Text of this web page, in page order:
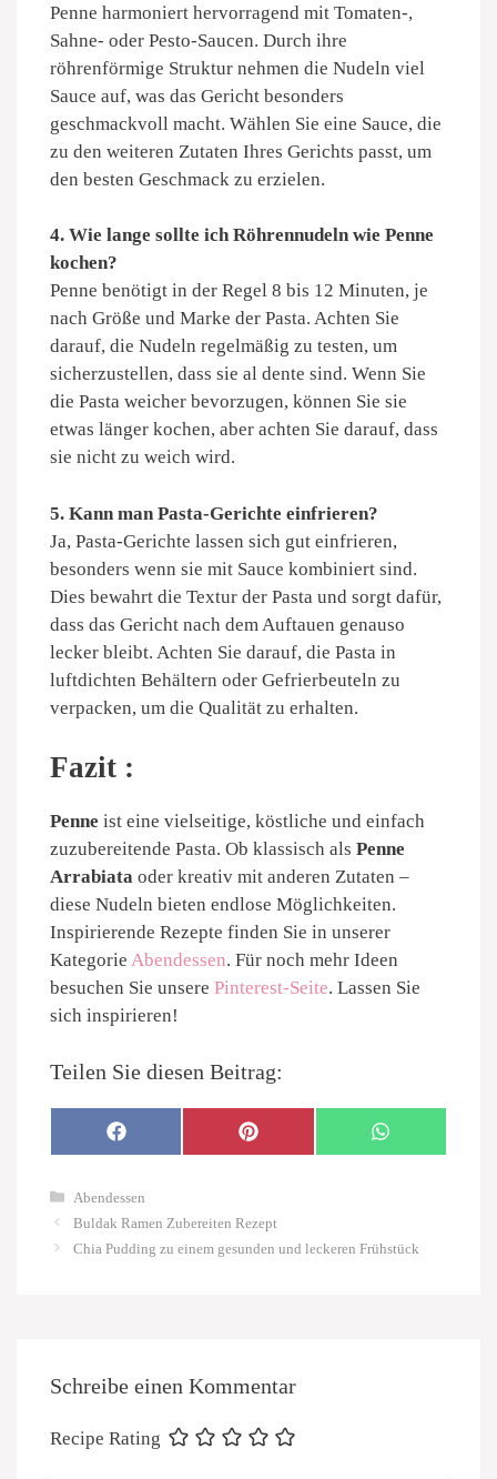
Penne harmoniert hervorragend mit Tomaten-,
Sahne- oder Pesto-Saucen. Durch ihre
röhrenförmige Struktur nehmen die Nudeln viel
Sauce auf, was das Gericht besonders
geschmackvoll macht. Wählen Sie eine Sauce, die
zu den weiteren Zutaten Ihres Gerichts passt, um
den besten Geschmack zu erzielen.
4. Wie lange sollte ich Röhrennudeln wie Penne
kochen?
Penne benötigt in der Regel 8 bis 12 Minuten, je
nach Größe und Marke der Pasta. Achten Sie
darauf, die Nudeln regelmäßig zu testen, um
sicherzustellen, dass sie al dente sind. Wenn Sie
die Pasta weicher bevorzugen, können Sie sie
etwas länger kochen, aber achten Sie darauf, dass
sie nicht zu weich wird.
5. Kann man Pasta-Gerichte einfrieren?
Ja, Pasta-Gerichte lassen sich gut einfrieren,
besonders wenn sie mit Sauce kombiniert sind.
Dies bewahrt die Textur der Pasta und sorgt dafür,
dass das Gericht nach dem Auftauen genauso
lecker bleibt. Achten Sie darauf, die Pasta in
luftdichten Behältern oder Gefrierbeuteln zu
verpacken, um die Qualität zu erhalten.
Fazit :
Penne ist eine vielseitige, köstliche und einfach
zuzubereitende Pasta. Ob klassisch als Penne
Arrabiata oder kreativ mit anderen Zutaten –
diese Nudeln bieten endlose Möglichkeiten.
Inspirierende Rezepte finden Sie in unserer
Kategorie Abendessen. Für noch mehr Ideen
besuchen Sie unsere Pinterest-Seite. Lassen Sie
sich inspirieren!
Teilen Sie diesen Beitrag:
SHARE
ON
F
A
B
O
SHARE
ON
P
I
E
T
SHARE
ON
W
H
Kategorien
Abendessen
Buldak Ramen Zubereiten Rezept
Chia Pudding zu einem gesunden und leckeren Frühstück
Schreibe einen Kommentar
Recipe Rating